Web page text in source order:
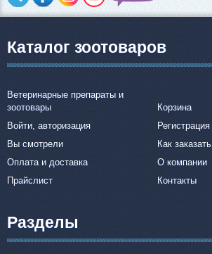
Каталог зоотоваров
Ветеринарные препараты и
зоотовары
Корзина
Войти, авторизация
Регистрация
Вы смотрели
Как заказать
Оплата и доставка
О компании
Прайслист
Контакты
Разделы